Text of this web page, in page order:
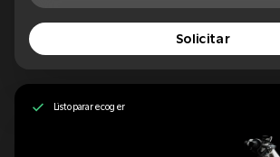
Solicitar
Listo para recoger